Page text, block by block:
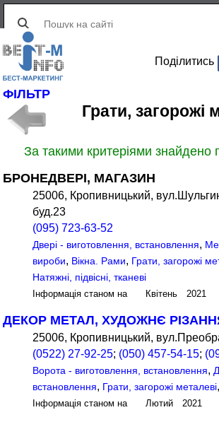
Поділитись
ФІЛЬТР
Грати, загорожі
За такими критеріями знайдено
БРОНЕДВЕРІ, МАГАЗИН
25006, Кропивницький,
буд.23
(095) 723-63-52
Двері - виготовлення, встановлення,
вироби, Вікна. Рами, Грати, загорожі
Натяжні, підвісні, тканеві
Інформація станом на Квітень 2021
ДЕКОР МЕТАЛ, ХУДОЖНЄ
25006, Кропивницький,
(0522) 27-92-25; (050) 457-54-15;
Ворота - виготовлення, встановлення,
встановлення, Грати, загорожі металеві,
Інформація станом на Лютий 2021